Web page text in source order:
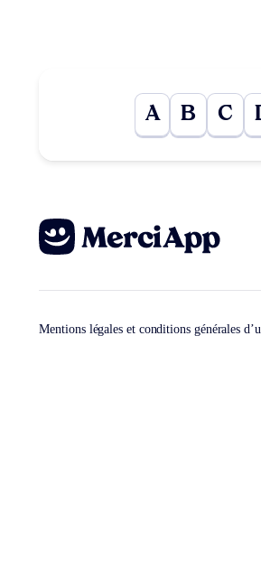
A B C
Mentions légales et conditions générales